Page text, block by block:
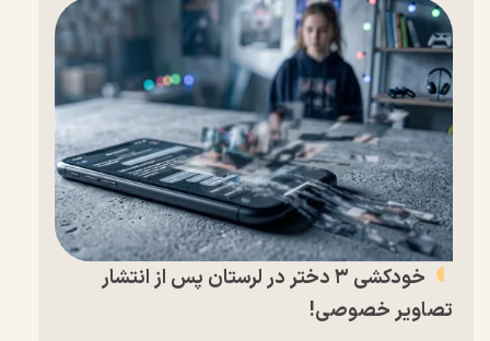
خودکشی ۳ دختر در لرستان پس از انتشار
تصاویر خصوصی‌!